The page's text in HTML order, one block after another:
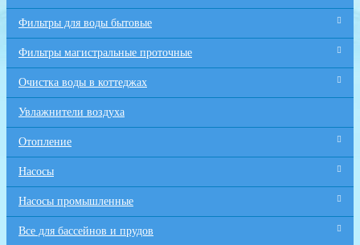
Фильтры для воды бытовые
Фильтры магистральные проточные
Очистка воды в коттеджах
Увлажнители воздуха
Отопление
Насосы
Насосы промышленные
Все для бaссейнов и прудов